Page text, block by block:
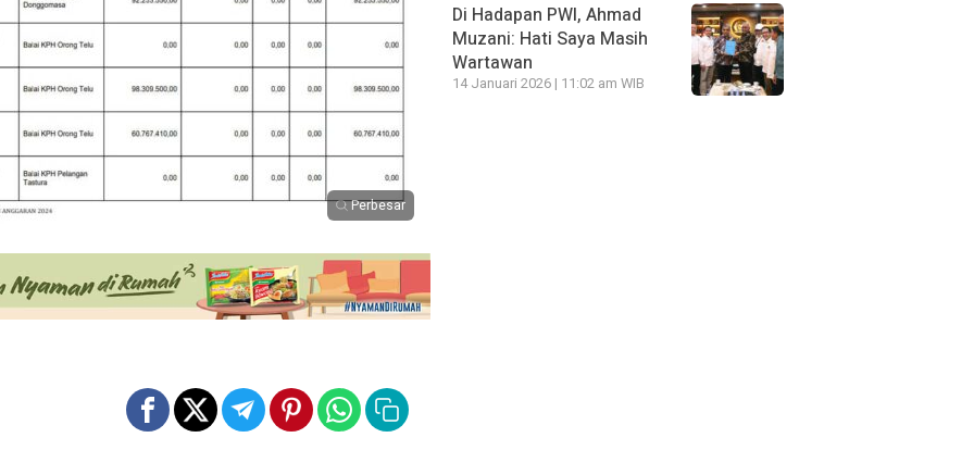
Perbesar
Di Hadapan PWI, Ahmad
Muzani: Hati Saya Masih
Wartawan
14 Januari 2026 | 11:02 am WIB